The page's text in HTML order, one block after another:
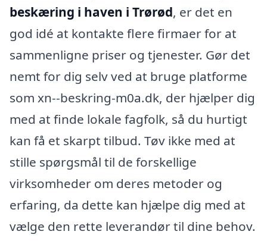
beskæring i haven i Trørød, er det en
god idé at kontakte flere firmaer for at
sammenligne priser og tjenester. Gør det
nemt for dig selv ved at bruge platforme
som xn--beskring-m0a.dk, der hjælper dig
med at finde lokale fagfolk, så du hurtigt
kan få et skarpt tilbud. Tøv ikke med at
stille spørgsmål til de forskellige
virksomheder om deres metoder og
erfaring, da dette kan hjælpe dig med at
vælge den rette leverandør til dine behov.